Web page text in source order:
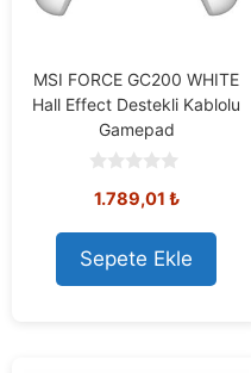
MSI FORCE GC200 WHITE
Hall Effect Destekli Kablolu
Gamepad
o
t
o
f
5
1.789,01 ₺
Sepete Ekle